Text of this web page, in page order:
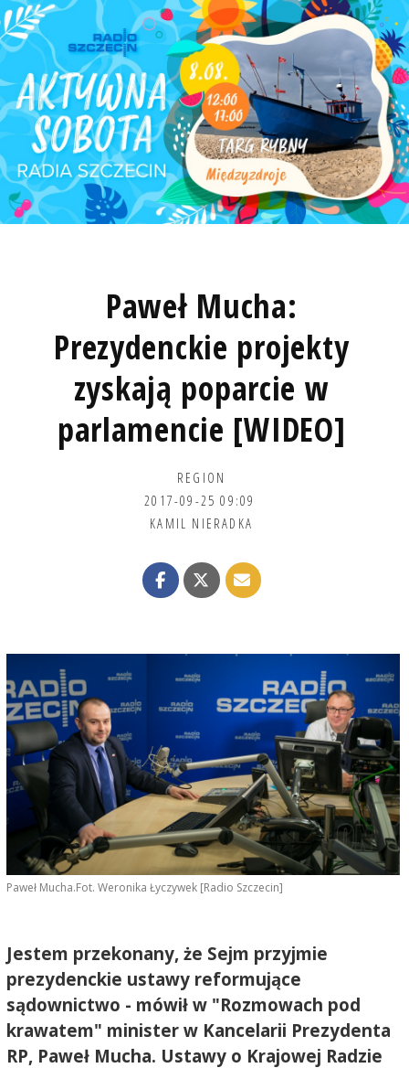
Paweł Mucha:
Prezydenckie projekty
zyskają poparcie w
parlamencie [WIDEO]
REGION
2017-09-25 09:09
KAMIL NIERADKA
Paweł Mucha.Fot. Weronika Łyczywek [Radio Szczecin]
Jestem przekonany, że Sejm przyjmie
prezydenckie ustawy reformujące
sądownictwo - mówił w "Rozmowach pod
krawatem" minister w Kancelarii Prezydenta
RP, Paweł Mucha. Ustawy o Krajowej Radzie